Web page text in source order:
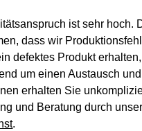
ist sehr hoch.
dass wir
defektes Produkt
um einen Austausch
erhalten Sie
und Beratung durch
.